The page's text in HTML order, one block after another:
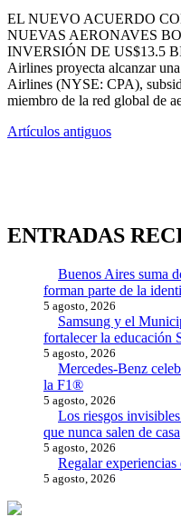
EL NUEVO ACUERDO
NUEVAS AERONAVES
INVERSIÓN DE US$13.5
Airlines proyecta alcanzar
Airlines (NYSE: CPA),
miembro de la red global de
Navegación
Artículos antiguos
ENTRADAS
Buenos Aires suma
forman parte de la
5 agosto, 2026
Samsung y el
fortalecer la educación
5 agosto, 2026
Mercedes-Benz
la F1®
5 agosto, 2026
Los riesgos
que nunca salen de casa
5 agosto, 2026
Regalar
5 agosto, 2026